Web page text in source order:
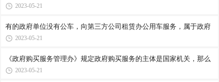
2023-05-21
有的政府单位没有公车，向第三方公司租赁办公用车服务，属于政府
2023-05-21
《政府购买服务管理办》规定政府购买服务的主体是国家机关，那么
2023-05-21